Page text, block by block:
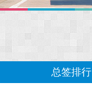
总签排行